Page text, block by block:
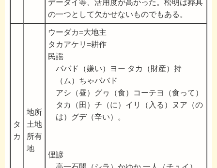
デーダイ等、活用度が高かった。松明は葬具
の一つとして欠かせないものでもある。
タ
カ
地所
土地
所有
地
ウーダカ=大地主
タカアケリ=耕作
民謡
ババド（嫌い）ヨー タカ（財産）持
（ム）ちゃババド
アシ（昼）グヮ（食）コーテヨ（食って）
タカ（田）チ（に）イリ（入る）ヌア（の
は）グデ（辛い）。
俚諺